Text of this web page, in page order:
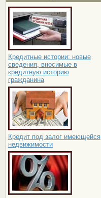
Кредитные истории: новые
сведения, вносимые в
кредитную историю
гражданина
Кредит под залог имеющейся
недвижимости